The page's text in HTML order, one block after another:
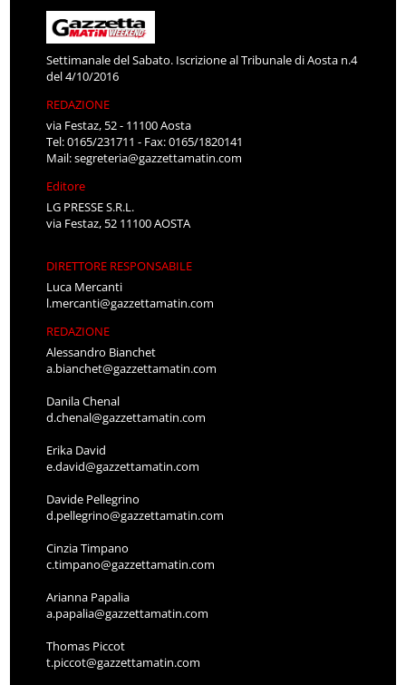
Settimanale del Sabato. Iscrizione al Tribunale di Aosta n.4
del 4/10/2016
REDAZIONE
via Festaz, 52 - 11100 Aosta
Tel: 0165/231711 - Fax: 0165/1820141
Mail:segreteria@gazzettamatin.com
Editore
LG PRESSE S.R.L.
via Festaz, 52 11100 AOSTA
DIRETTORE RESPONSABILE
Luca Mercanti
l.mercanti@gazzettamatin.com
REDAZIONE
Alessandro Bianchet
a.bianchet@gazzettamatin.com
Danila Chenal
d.chenal@gazzettamatin.com
Erika David
e.david@gazzettamatin.com
Davide Pellegrino
d.pellegrino@gazzettamatin.com
Cinzia Timpano
c.timpano@gazzettamatin.com
Arianna Papalia
a.papalia@gazzettamatin.com
Thomas Piccot
t.piccot@gazzettamatin.com